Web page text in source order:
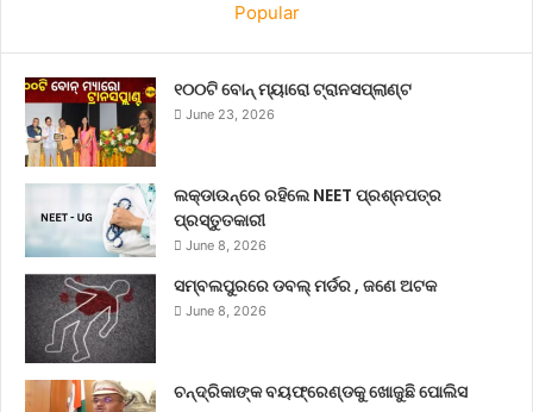
Popular
୧୦୦ଟି ବୋନ୍ ମ୍ୟାରୋ ଟ୍ରାନସପ୍ଲାଣ୍ଟ
June 23, 2026
ଲକ୍‌ଡାଉନ୍‌ରେ ରହିଲେ NEET ପ୍ରଶ୍ନପତ୍ର
ପ୍ରସ୍ତୁତକାରୀ
June 8, 2026
ସମ୍ବଲପୁରରେ ଡବଲ୍ ମର୍ଡର , ଜଣେ ଅଟକ
June 8, 2026
ଚନ୍ଦ୍ରିକାଙ୍କ ବୟଫ୍ରେଣ୍ଡକୁ ଖୋଜୁଛି ପୋଲିସ